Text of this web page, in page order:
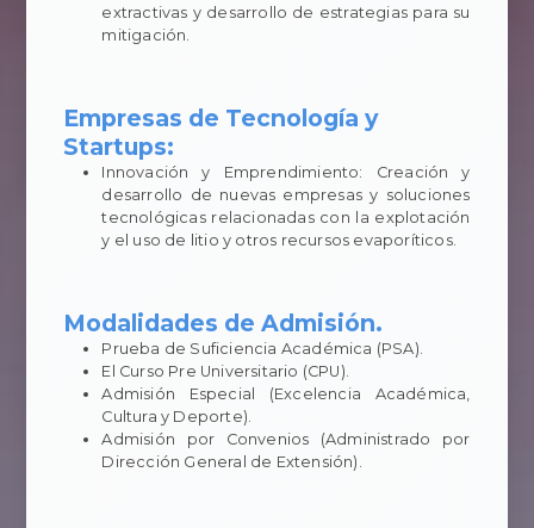
extractivas y desarrollo de estrategias para su
mitigación.
Empresas de Tecnología y
Startups:
Innovación y Emprendimiento: Creación y
desarrollo de nuevas empresas y soluciones
tecnológicas relacionadas con la explotación
y el uso de litio y otros recursos evaporíticos.
Modalidades de Admisión.
Prueba de Suficiencia Académica (PSA).
El Curso Pre Universitario (CPU).
Admisión Especial (Excelencia Académica,
Cultura y Deporte).
Admisión por Convenios (Administrado por
Dirección General de Extensión).